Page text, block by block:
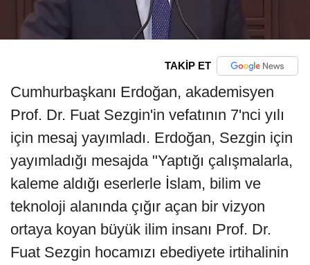
TAKİP ET
Cumhurbaşkanı Erdoğan, akademisyen
Prof. Dr. Fuat Sezgin'in vefatının 7'nci yılı
için mesaj yayımladı. Erdoğan, Sezgin için
yayımladığı mesajda "Yaptığı çalışmalarla,
kaleme aldığı eserlerle İslam, bilim ve
teknoloji alanında çığır açan bir vizyon
ortaya koyan büyük ilim insanı Prof. Dr.
Fuat Sezgin hocamızı ebediyete irtihalinin